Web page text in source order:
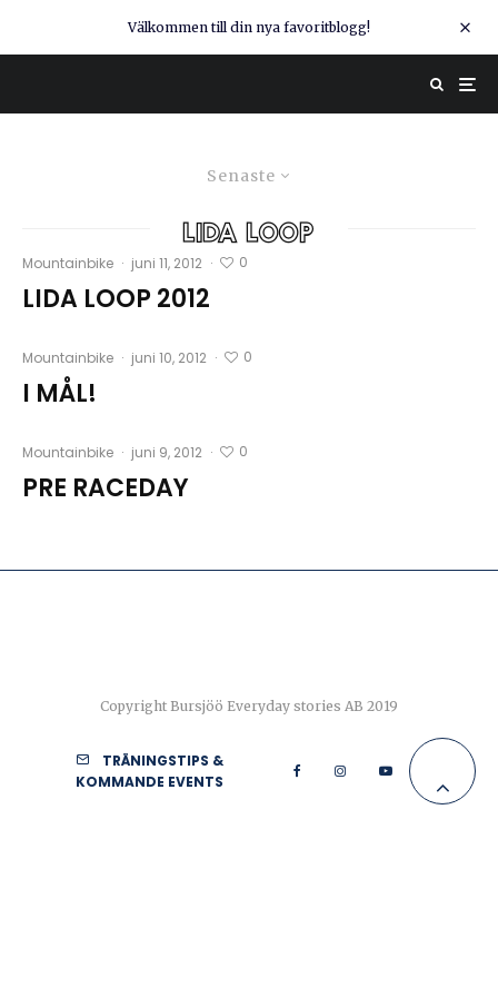
Välkommen till din nya favoritblogg!
Senaste
lida loop
Mountainbike · juni 11, 2012 · 0
LIDA LOOP 2012
Mountainbike · juni 10, 2012 · 0
I MÅL!
Mountainbike · juni 9, 2012 · 0
PRE RACEDAY
Copyright Bursjöö Everyday stories AB 2019
TRÄNINGSTIPS &
KOMMANDE EVENTS